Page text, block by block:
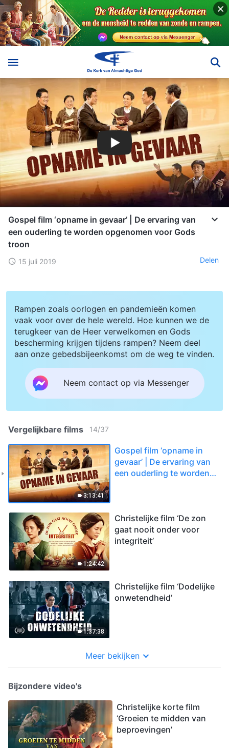
Gospel film ‘opname in gevaar’ | De ervaring van
een ouderling te worden opgenomen voor Gods
troon
15 juli 2019 Delen
Rampen zoals oorlogen en pandemieën komen
vaak voor over de hele wereld. Hoe kunnen we de
terugkeer van de Heer verwelkomen en Gods
bescherming krijgen tijdens rampen? Neem deel
aan onze gebedsbijeenkomst om de weg te vinden.
Neem contact op via Messenger
Vergelijkbare films 14/37
3:13:41
Gospel film ‘opname in
gevaar’ | De ervaring van
een ouderling te worden
1:24:42
Christelijke film ‘De zon
gaat nooit onder voor
integriteit’
1:37:38
Christelijke film ‘Dodelijke
onwetendheid’
Meer bekijken
Bijzondere video's
Christelijke korte film
‘Groeien te midden van
beproevingen’